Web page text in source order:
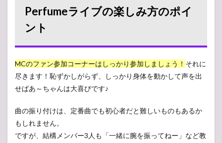
Perfumeライブの楽しみ方のポイ
ント
MCのファン参加コーナーはしっかり参加しましょう！ それに
尽きます！恥ずかしがらず、しっかり身体を動かして声を出
せばあ～ちゃんは大喜びです♪
曲の振り付けは、定番曲でも初心者だと難しいものもあるか
もしれません。
ですが、結構メンバー3人も「一緒に腕を振ってねー」など教